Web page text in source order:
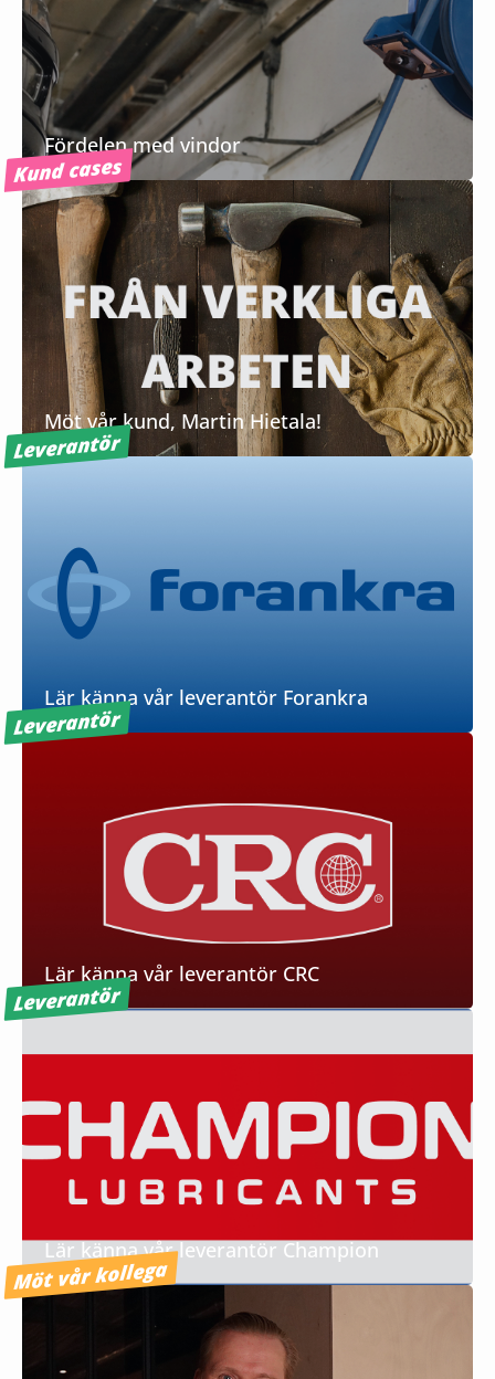
Fördelen med vindor
Kund cases
Möt vår kund, Martin Hietala!
Leverantör
Lär känna vår leverantör Forankra
Leverantör
Lär känna vår leverantör CRC
Leverantör
Lär känna vår leverantör Champion
Möt vår kollega